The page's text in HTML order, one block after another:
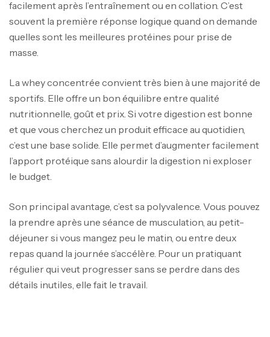
facilement après l’entraînement ou en collation. C’est
souvent la première réponse logique quand on demande
quelles sont les meilleures protéines pour prise de
masse.
La whey concentrée convient très bien à une majorité de
sportifs. Elle offre un bon équilibre entre qualité
nutritionnelle, goût et prix. Si votre digestion est bonne
et que vous cherchez un produit efficace au quotidien,
c’est une base solide. Elle permet d’augmenter facilement
l’apport protéique sans alourdir la digestion ni exploser
le budget.
Son principal avantage, c’est sa polyvalence. Vous pouvez
la prendre après une séance de musculation, au petit-
déjeuner si vous mangez peu le matin, ou entre deux
repas quand la journée s’accélère. Pour un pratiquant
régulier qui veut progresser sans se perdre dans des
détails inutiles, elle fait le travail.